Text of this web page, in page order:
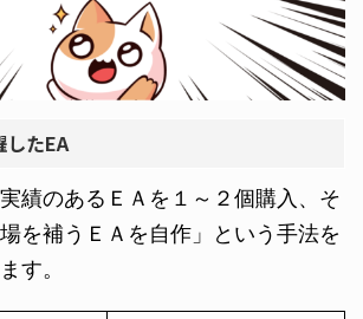
たEA
績のあるＥＡを１～２個購入、そ
を補うＥＡを自作」という手法を
す。